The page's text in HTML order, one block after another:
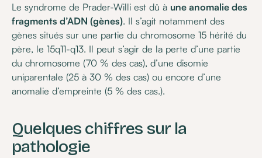
Le syndrome de Prader-Willi est dû à une anomalie des
fragments d’ADN (gènes). Il s’agit notamment des
gènes situés sur une partie du chromosome 15 hérité du
père, le 15q11-q13. Il peut s’agir de la perte d’une partie
du chromosome (70 % des cas), d’une disomie
uniparentale (25 à 30 % des cas) ou encore d’une
anomalie d’empreinte (5 % des cas.).
Quelques chiffres sur la
pathologie